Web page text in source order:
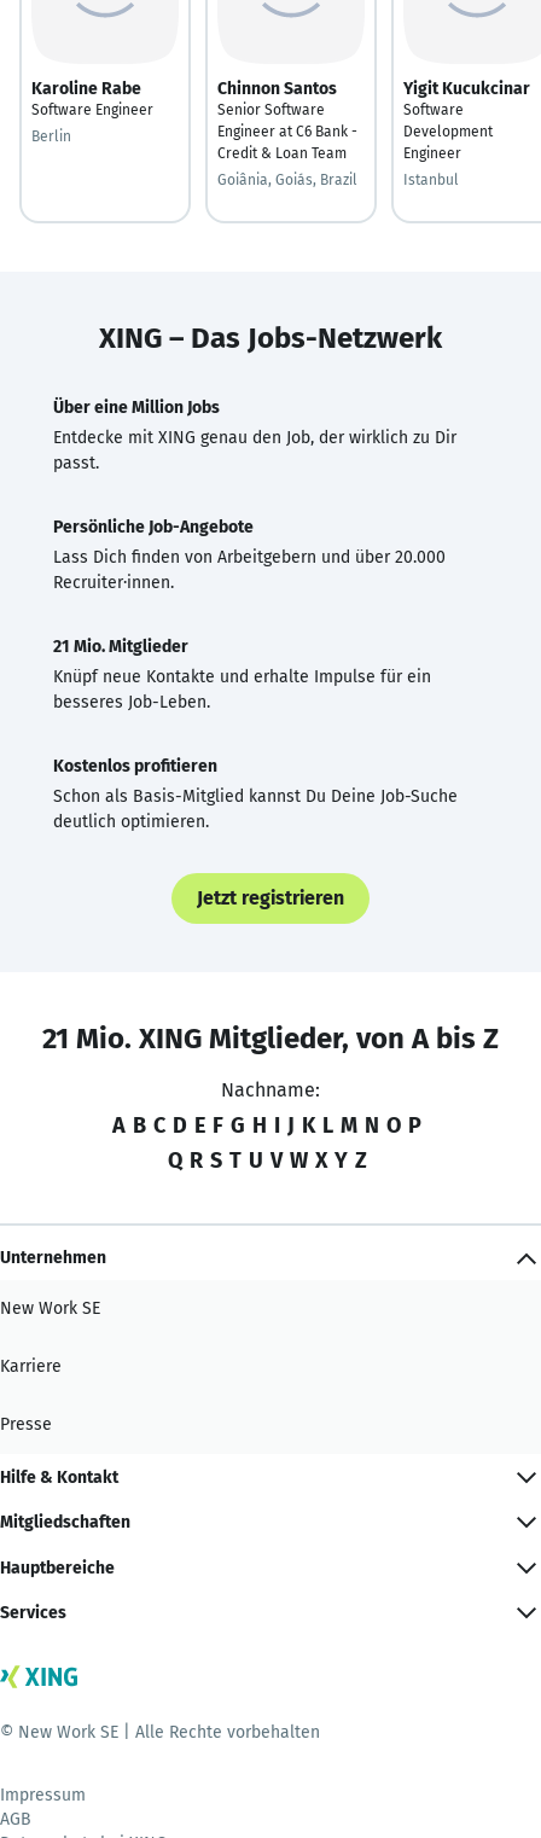
Karoline Rabe
Software Engineer
Berlin
Chinnon Santos
Senior Software
Engineer at C6 Bank -
Credit & Loan Team
Goiânia, Goiás, Brazil
Yigit Kucukcinar
Software
Development
Engineer
Istanbul
XING – Das Jobs-Netzwerk
Über eine Million Jobs
Entdecke mit XING genau den Job, der wirklich zu Dir
passt.
Persönliche Job-Angebote
Lass Dich finden von Arbeitgebern und über 20.000
Recruiter·innen.
21 Mio. Mitglieder
Knüpf neue Kontakte und erhalte Impulse für ein
besseres Job-Leben.
Kostenlos profitieren
Schon als Basis-Mitglied kannst Du Deine Job-Suche
deutlich optimieren.
Jetzt registrieren
21 Mio. XING Mitglieder, von A bis Z
Nachname:
A B C D E F G H I J K L M N O P
Q R S T U V W X Y Z
Unternehmen
New Work SE
Karriere
Presse
Hilfe & Kontakt
Mitgliedschaften
Hauptbereiche
Services
© New Work SE | Alle Rechte vorbehalten
Impressum
AGB